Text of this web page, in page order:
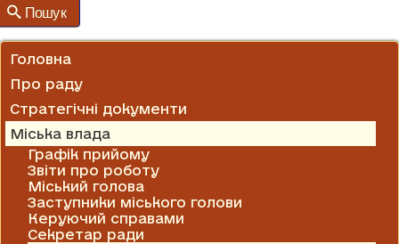
ГРАФІКИ ПРИЙОМУ
Пошук
Головна
Про раду
Стратегічні документи
Міська влада
Графік прийому
Звіти про роботу
Міський голова
Заступники міського голови
Керуючий справами
Секретар ради